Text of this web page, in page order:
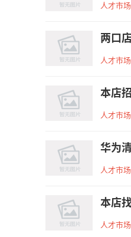
人才市
两口
人才市
本店
人才市
华为
人才市
本店
人才市